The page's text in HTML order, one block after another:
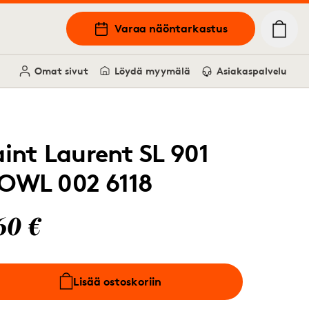
Varaa näöntarkastus
Omat sivut Löydä myymälä Asiakaspalvelu
Laurent SL 901
002 6118
€
Lisää ostoskoriin